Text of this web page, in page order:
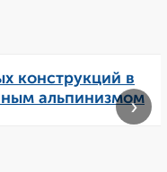
конструкций в
альпинизмом
›